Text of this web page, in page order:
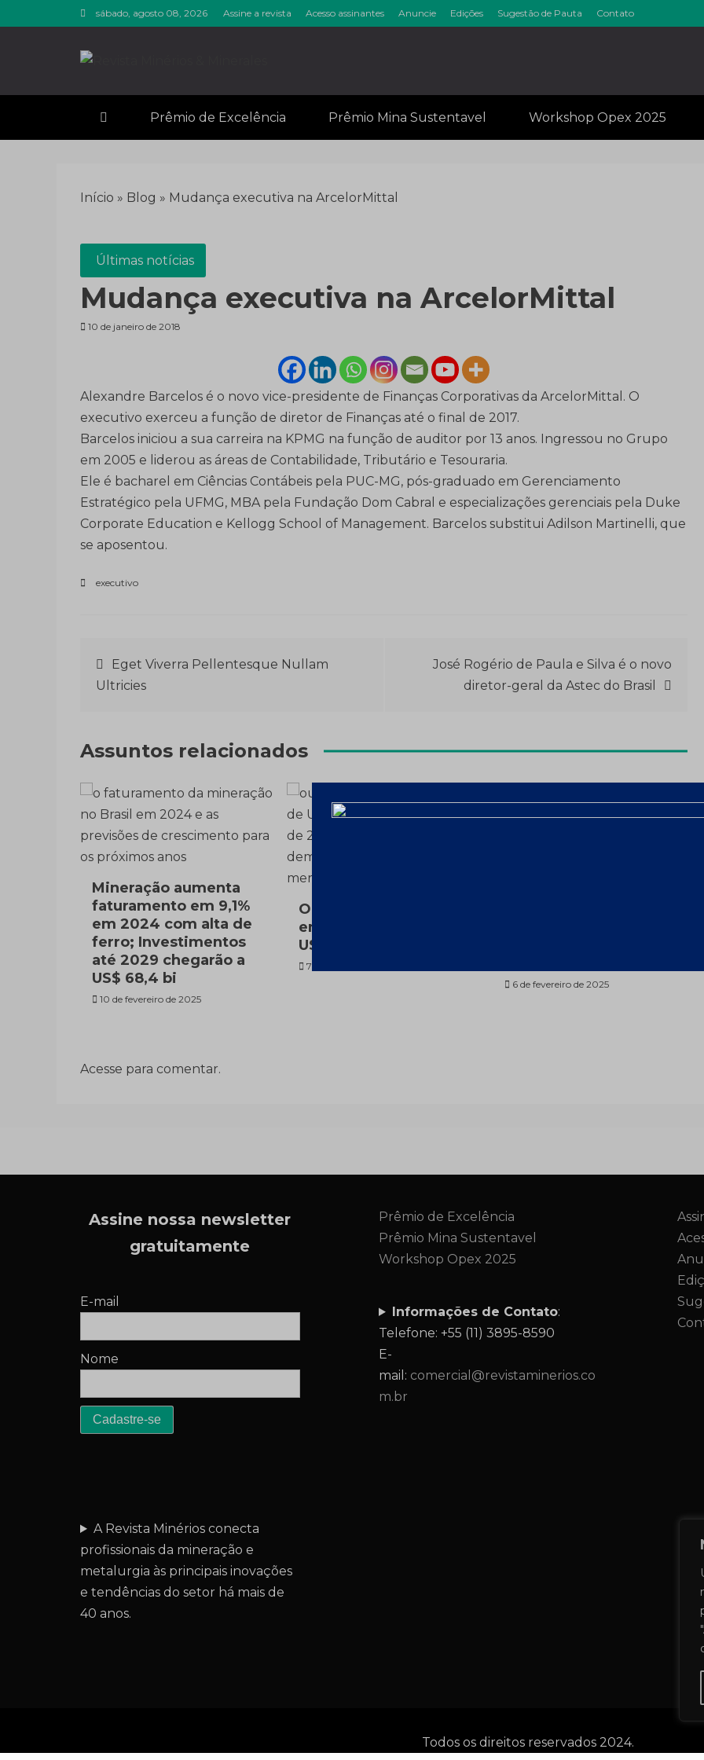
to
sábado, agosto 08, 2026 Assine a revista Acesso assinantes Anuncie Edições Sugestão de Pauta Contato
Revista Minérios &
Prêmio de Excelência Prêmio Mina Sustentavel Workshop Opex 2025
Início » Blog » Mudança executiva na ArcelorMittal
Últimas notícias
Mudança executiva na ArcelorMittal
10 de janeiro de 2018
Alexandre Barcelos é o novo vice-presidente de Finanças Corporativas da ArcelorMittal. O
executivo exerceu a função de diretor de Finanças até o final de 2017.
Barcelos iniciou a sua carreira na KPMG na função de auditor por 13 anos. Ingressou no Grupo
em 2005 e liderou as áreas de Contabilidade, Tributário e Tesouraria.
Ele é bacharel em Ciências Contábeis pela PUC-MG, pós-graduado em Gerenciamento
Estratégico pela UFMG, MBA pela Fundação Dom Cabral e especializações gerenciais pela Duke
Corporate Education e Kellogg School of Management. Barcelos substitui Adilson Martinelli, que
se aposentou.
executivo
Navegação
de
Post
Eget Viverra Pellentesque Nullam
Ultricies
José Rogério de Paula e Silva é o novo
diretor-geral da Astec do Brasil
Assuntos relacionados
Mineração aumenta
faturamento em 9,1%
em 2024 com alta de
ferro; Investimentos
até 2029 chegarão a
US$ 68,4 bi
10 de fevereiro de 2025
Ouro valorizou 26%
em 2024 – a
US$2606,72/oz
7 de fevereiro de 2025
6 de fevereiro de 2025
Acesse para comentar.
Assine nossa newsletter
gratuitamente
E-mail
Nome
A Revista Minérios conecta
profissionais da mineração e
metalurgia às principais inovações
e tendências do setor há mais de
40 anos.
Prêmio de Excelência
Prêmio Mina Sustentavel
Workshop Opex 2025
Informações de Contato:
Telefone: +55 (11) 3895-8590
E-
mail: comercial@revistaminerios.co
m.br
Todos os direitos reservados 2024.